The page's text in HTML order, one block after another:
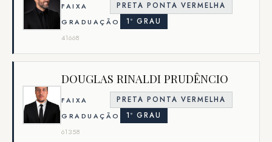
FAIXA
PRETA PONTA VERMELHA
GRADUAÇÃO
1º GRAU
41668
DOUGLAS RINALDI PRUDÊNCIO
FAIXA
PRETA PONTA VERMELHA
GRADUAÇÃO
1º GRAU
61358